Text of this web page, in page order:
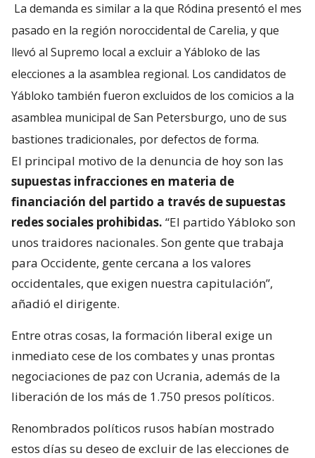
La demanda es similar a la que Ródina presentó el mes
pasado en la región noroccidental de Carelia, y que
llevó al Supremo local a excluir a Yábloko de las
elecciones a la asamblea regional. Los candidatos de
Yábloko también fueron excluidos de los comicios a la
asamblea municipal de San Petersburgo, uno de sus
bastiones tradicionales, por defectos de forma.
El principal motivo de la denuncia de hoy son las
supuestas infracciones en materia de
financiación del partido a través de supuestas
redes sociales prohibidas. “El partido Yábloko son
unos traidores nacionales. Son gente que trabaja
para Occidente, gente cercana a los valores
occidentales, que exigen nuestra capitulación”,
añadió el dirigente.
Entre otras cosas, la formación liberal exige un
inmediato cese de los combates y unas prontas
negociaciones de paz con Ucrania, además de la
liberación de los más de 1.750 presos políticos.
Renombrados políticos rusos habían mostrado
estos días su deseo de excluir de las elecciones de